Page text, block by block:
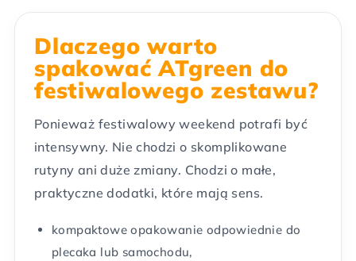
Dlaczego warto
spakować ATgreen do
festiwalowego zestawu?
Ponieważ festiwalowy weekend potrafi być
intensywny. Nie chodzi o skomplikowane
rutyny ani duże zmiany. Chodzi o małe,
praktyczne dodatki, które mają sens.
kompaktowe opakowanie odpowiednie do
plecaka lub samochodu,